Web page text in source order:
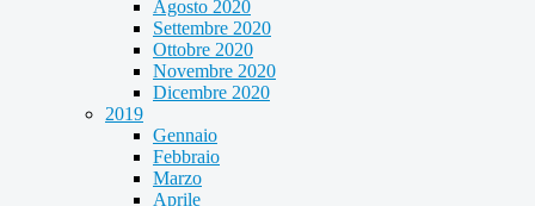
Agosto 2020
Settembre 2020
Ottobre 2020
Novembre 2020
Dicembre 2020
2019
Gennaio
Febbraio
Marzo
Aprile